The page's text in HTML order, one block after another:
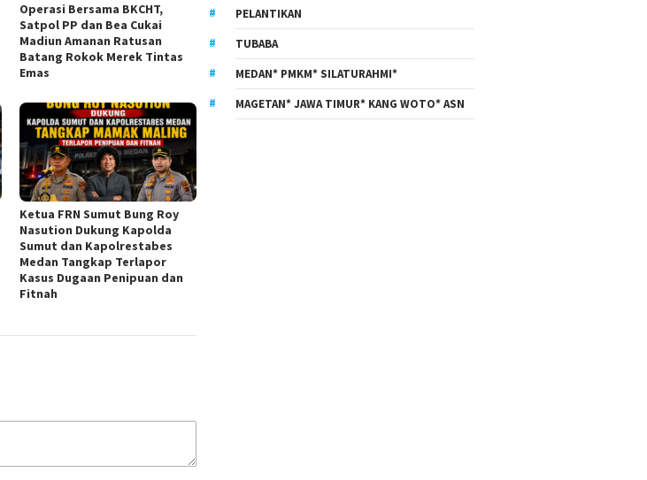
Operasi Bersama BKCHT,
Satpol PP dan Bea Cukai
Madiun Amanan Ratusan
Batang Rokok Merek Tintas
Emas
Ketua FRN Sumut Bung Roy
Nasution Dukung Kapolda
Sumut dan Kapolrestabes
Medan Tangkap Terlapor
Kasus Dugaan Penipuan dan
Fitnah
PELANTIKAN
TUBABA
MEDAN* PMKM* SILATURAHMI*
MAGETAN* JAWA TIMUR* KANG WOTO* ASN